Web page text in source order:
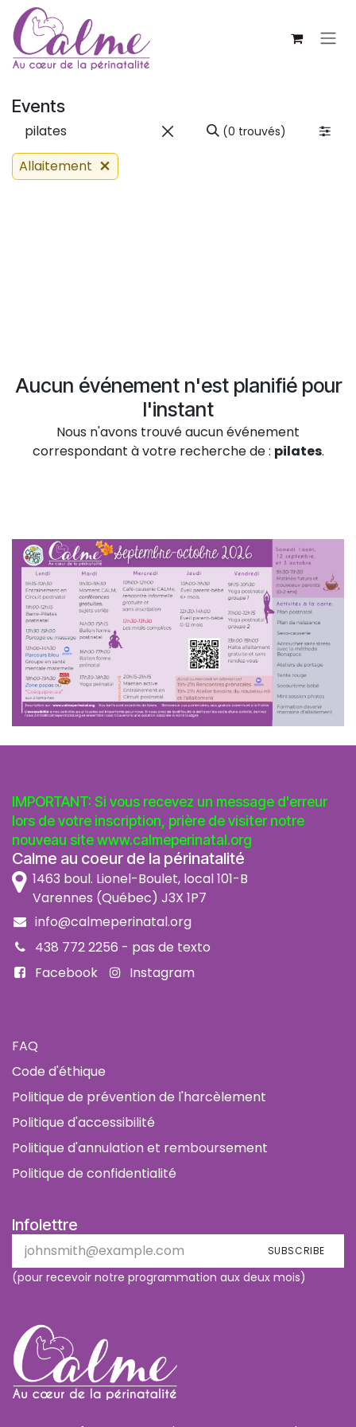
SE RENDRE AU CONTENU
Events
(0 trouvés)
Allaitement
Aucun événement n'est planifié pour
l'instant
Nous n'avons trouvé aucun événement
correspondant à votre recherche de : pilates.
IMPORTANT: Si vous recevez un message d'erreur
lors de votre inscription, prière de visiter notre
nouveau sitewww.calmeperinatal.org
Calme au coeur de la périnatalité
1463 boul. Lionel-Boulet, local 101-B
Varennes (Québec) J3X 1P7
info@calmeperinatal.org
438 772 2256 - pas de texto
Facebook
Instagram
FAQ
Code d'éthique
Politique de prévention de l'harcèlement
Politique d'accessibilité
Politique d'annulation et remboursement
Politique de confidentialité
Infolettre
SUBSCRIBE
(pour recevoir notre programmation aux deux mois)